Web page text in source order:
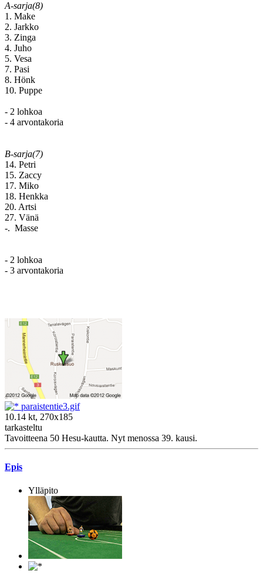
A-sarja(8)
1. Make
2. Jarkko
3. Zinga
4. Juho
5. Vesa
7. Pasi
8. Hönk
10. Puppe
- 2 lohkoa
- 4 arvontakoria
B-sarja(7)
14. Petri
15. Zaccy
17. Miko
18. Henkka
20. Artsi
27. Vänä
-. Masse
- 2 lohkoa
- 3 arvontakoria
paraistentie3.gif
10.14 kt, 270x185
tarkasteltu
Tavoitteena 50 Hesu-kautta. Nyt menossa 39. kausi.
Epis
Ylläpito